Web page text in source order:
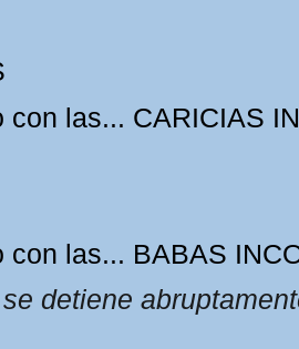
con las... CARICIAS
con las... BABAS
detiene